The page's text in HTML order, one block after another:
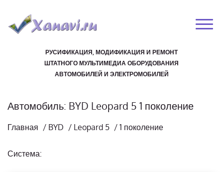
РУСИФИКАЦИЯ, МОДИФИКАЦИЯ И РЕМОНТ
ШТАТНОГО МУЛЬТИМЕДИА ОБОРУДОВАНИЯ
АВТОМОБИЛЕЙ И ЭЛЕКТРОМОБИЛЕЙ
Автомобиль: BYD Leopard 5 1 поколение
Главная / BYD / Leopard 5 / 1 поколение
Система: